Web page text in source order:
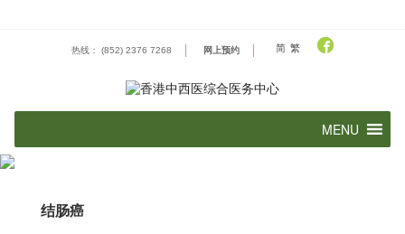
热线： (852) 2376 7268 网上预约 简 繁
结肠癌